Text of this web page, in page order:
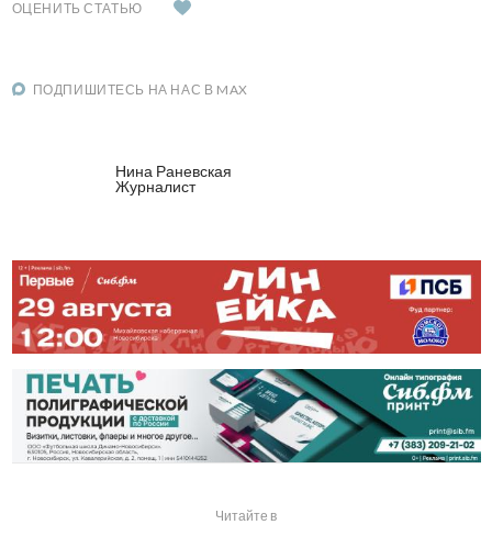
ОЦЕНИТЬ СТАТЬЮ
ПОДПИШИТЕСЬ НА НАС В MAX
Нина Раневская
Журналист
Читайте в